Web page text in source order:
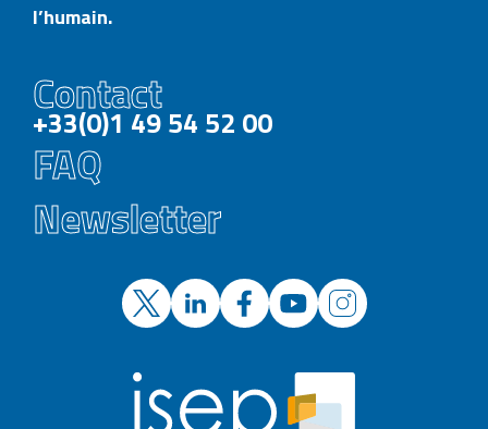
l’humain.
Contact
+33(0)1 49 54 52 00
FAQ
Newsletter